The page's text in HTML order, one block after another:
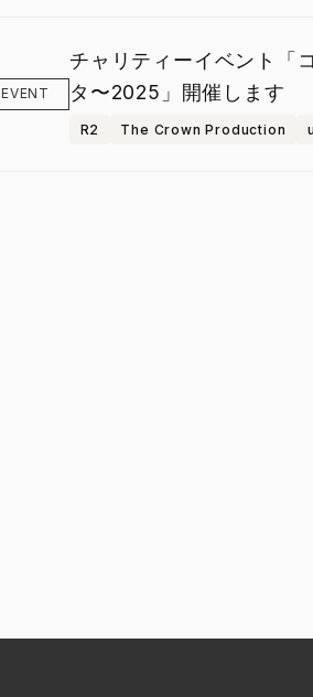
EVENT
チャリティーイベント「
タ〜2025」開催します
R2 The Crown Production